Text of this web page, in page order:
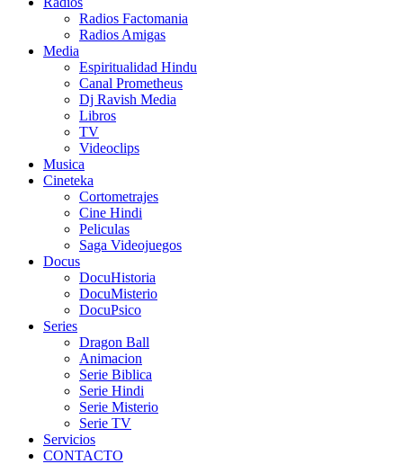
Radios Factomania
Radios Amigas
Media
Espiritualidad Hindu
Canal Prometheus
Dj Ravish Media
Libros
TV
Videoclips
Musica
Cineteka
Cortometrajes
Cine Hindi
Peliculas
Saga Videojuegos
Docus
DocuHistoria
DocuMisterio
DocuPsico
Series
Dragon Ball
Animacion
Serie Biblica
Serie Hindi
Serie Misterio
Serie TV
Servicios
CONTACTO